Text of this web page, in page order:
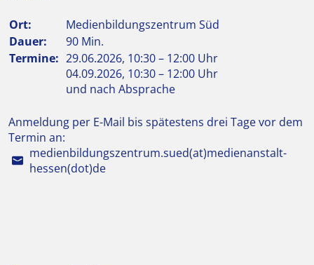
Ort:
Medienbildungszentrum Süd
Dauer:
90 Min.
Termine: 29.06.2026, 10:30 – 12:00 Uhr
04.09.2026, 10:30 – 12:00 Uhr
und nach Absprache
Anmeldung per E-Mail bis spätestens drei Tage vor dem
Termin an:
medienbildungszentrum.sued(at)medienanstalt-
hessen(dot)de